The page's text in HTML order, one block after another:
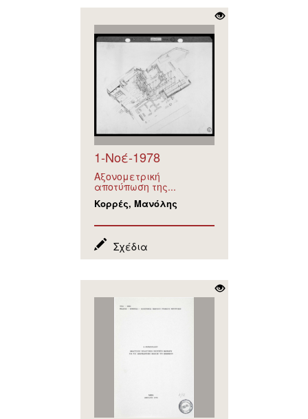
1-Νοέ-1978
Αξονομετρική
αποτύπωση της...
Κορρές, Μανόλης
Σχέδια